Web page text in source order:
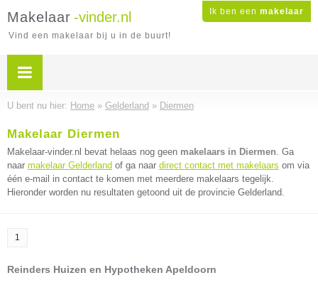
Ik ben een makelaar
Makelaar -vinder.nl
Vind een makelaar bij u in de buurt!
U bent nu hier: Home » Gelderland » Diermen
Makelaar Diermen
Makelaar-vinder.nl bevat helaas nog geen makelaars in Diermen. Ga
naar makelaar Gelderland of ga naar direct contact met makelaars om via
één e-mail in contact te komen met meerdere makelaars tegelijk.
Hieronder worden nu resultaten getoond uit de provincie Gelderland.
1
Reinders Huizen en Hypotheken Apeldoorn